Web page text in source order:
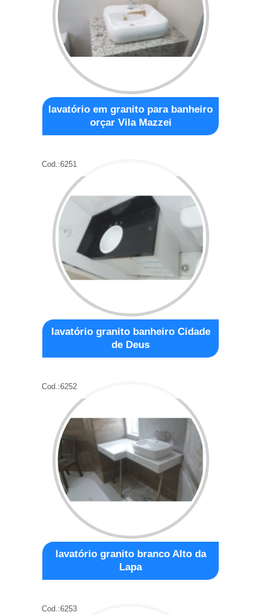
lavatório em granito para banheiro
orçar Vila Mazzei
Cod.:6251
lavatório granito banheiro Cidade
de Deus
Cod.:6252
lavatório granito branco Alto da
Lapa
Cod.:6253